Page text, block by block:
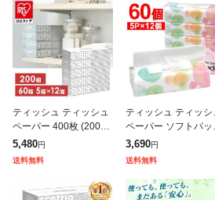
ティッシュ ティッシュ
ペーパー 400枚 (200組)
× 5箱 [12個セット]スコ
ッティ ティシュー ホワ
イトパッケージ ティ
5,480円
送料無料
ティッシュ ティッシ
ペーパー ソフトパッ
まとめ買い ティッシ
300枚(150組) 60個 5
入り×12袋 ティッシュ
3,690円
送料無料